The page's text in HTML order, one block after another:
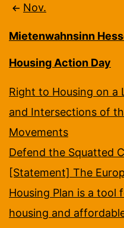
Nov.
Mietenwahnsinn
Housing Action Day
Right to Housing on
and Intersections of
Movements
Defend the Squatted
[Statement] The
Housing Plan is a tool
housing and